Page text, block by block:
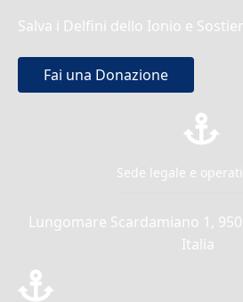
Salva i Delfini dello Ionio e
Fai una Donazione
Sede legale e
Lungomare Scardamiano 1,
Italia